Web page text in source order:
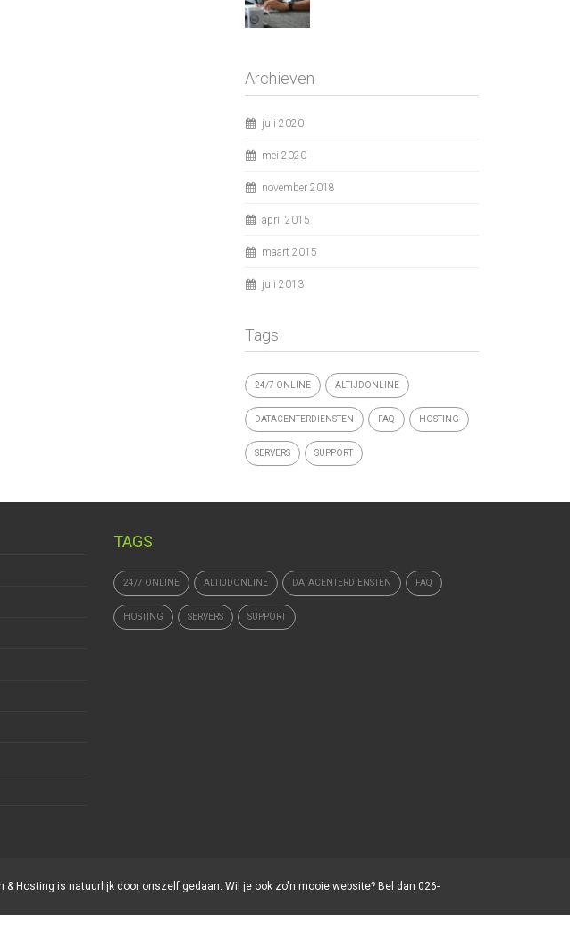
Archieven
juli 2020
mei 2020
november 2018
april 2015
maart 2015
juli 2013
Tags
24/7 ONLINE ALTIJDONLINE
DATACENTERDIENSTEN FAQ HOSTING
SERVERS SUPPORT
TAGS
24/7 ONLINE ALTIJDONLINE DATACENTERDIENSTEN FAQ
HOSTING SERVERS SUPPORT
& Hosting is natuurlijk door onszelf gedaan. Wil je ook zo'n mooie website? Bel dan 026-